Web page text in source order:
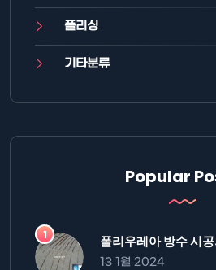
폴리싱
기타분류
Popular
폴리우레아 방수 시
13 1월 2024